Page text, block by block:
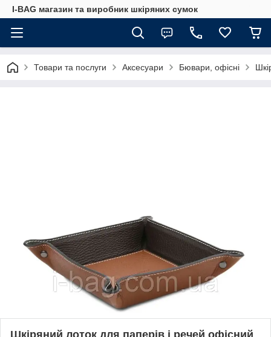
I-BAG магазин та виробник шкіряних сумок
Товари та послуги Аксесуари Бювари, офісні
Шкіряний лоток для паперів і речей офісний